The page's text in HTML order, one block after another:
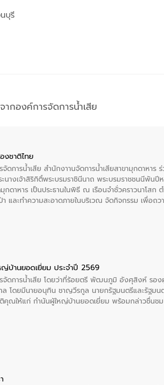
บุรี
ากองค์การจัดการน้ำเสีย
ชาติไทย
การน้ำเสีย สำนักงาานจัดการน้ำเสียสาขามุกดาหา
นางเจ้าสิริกิติ์พระบรมราชินีนาถ พระบรมราชชนนีพัน
ดาหาร เป็นประธานในพิธี ณ เรือนจําชั่วคราวนาโสก
และทําความสะอาดภายในบริเวณ จัดกิจกรรม เพื่อถว
ปีหลวง พร้อมถวายสัจปฏิญาณ ทำความดีด้วยหัวใจ
บ้านยอดเยี่ยม ประจำปี 2569
ดการน้ำเสีย โดยว่าที่ร้อยตรี พัฒนภูมิ อังศุสิงห์ รอง
โดยมีนายอนุทิน ชาญวีรกูล นายกรัฐมนตรีและรัฐมนต
คุณให้แก่ กำนันผู้ใหญ่บ้านยอดเยี่ยม พร้อมกล่าวชื่นชม